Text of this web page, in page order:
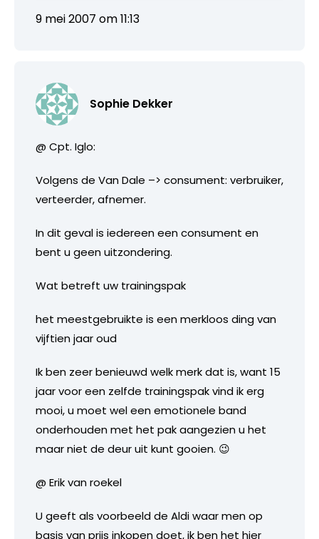
9 mei 2007 om 11:13
Sophie Dekker
@ Cpt. Iglo:
Volgens de Van Dale –> consument: verbruiker,
verteerder, afnemer.
In dit geval is iedereen een consument en
bent u geen uitzondering.
Wat betreft uw trainingspak
het meestgebruikte is een merkloos ding van
vijftien jaar oud
Ik ben zeer benieuwd welk merk dat is, want 15
jaar voor een zelfde trainingspak vind ik erg
mooi, u moet wel een emotionele band
onderhouden met het pak aangezien u het
maar niet de deur uit kunt gooien. 😉
@ Erik van roekel
U geeft als voorbeeld de Aldi waar men op
basis van prijs inkopen doet, ik ben het hier